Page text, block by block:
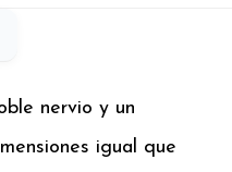
nervio y un
igual que